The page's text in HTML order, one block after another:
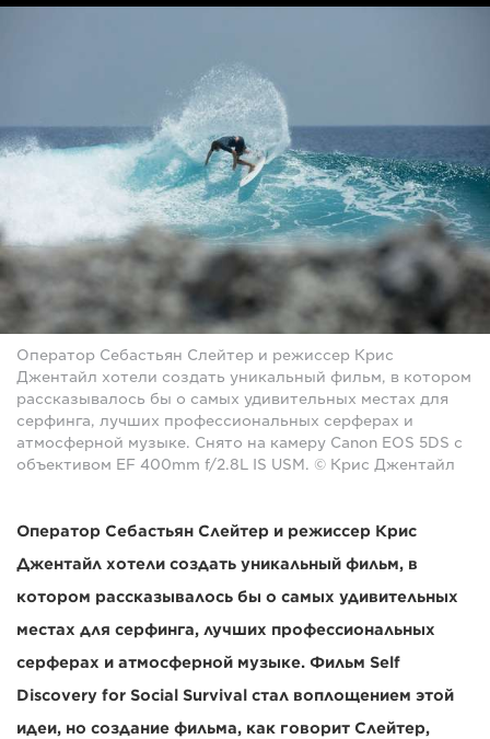
Оператор Себастьян Слейтер и режиссер Крис
Джентайл хотели создать уникальный фильм, в котором
рассказывалось бы о самых удивительных местах для
серфинга, лучших профессиональных серферах и
атмосферной музыке. Снято на камеру Canon EOS 5DS с
объективом EF 400mm f/2.8L IS USM. © Крис Джентайл
Оператор Себастьян Слейтер и режиссер Крис
Джентайл хотели создать уникальный фильм, в
котором рассказывалось бы о самых удивительных
местах для серфинга, лучших профессиональных
серферах и атмосферной музыке. Фильм Self
Discovery for Social Survival стал воплощением этой
идеи, но создание фильма, как говорит Слейтер,